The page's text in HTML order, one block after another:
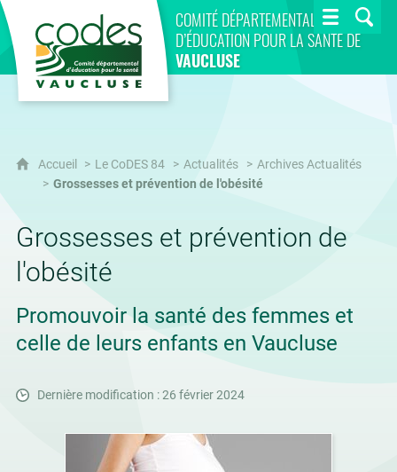
COMITÉ DÉPARTEMENTAL
D’ÉDUCATION POUR LA SANTÉ DE
VAUCLUSE
CoDES 84
Accueil Le CoDES 84 Actualités
Archives Actualités
Grossesses et prévention de l'obésité
Grossesses et prévention de
l'obésité
Promouvoir la santé des femmes et
celle de leurs enfants en Vaucluse
Dernière modification : 26 février 2024